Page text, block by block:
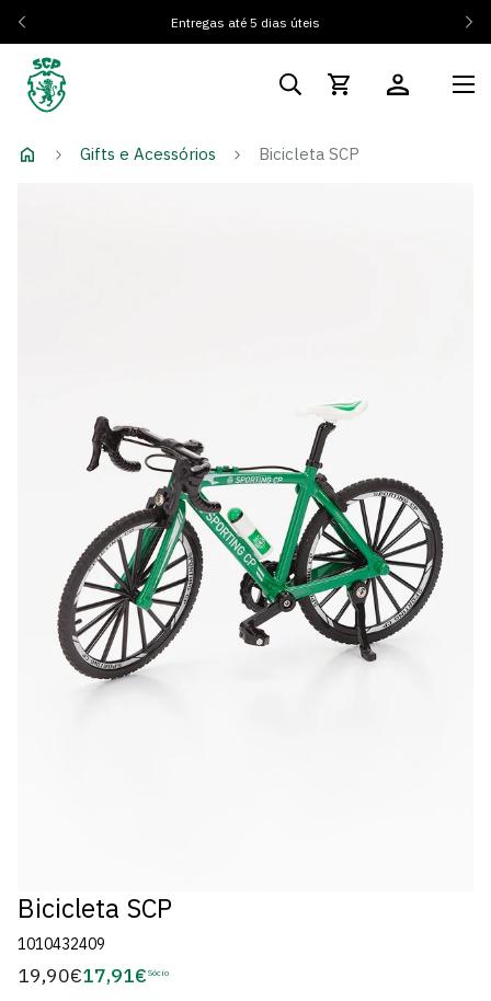
Entregas até 5 dias úteis
Gifts e Acessórios Bicicleta SCP
Bicicleta SCP
1010432409
Preço
19,90€ Preço
17,91€ Sócio